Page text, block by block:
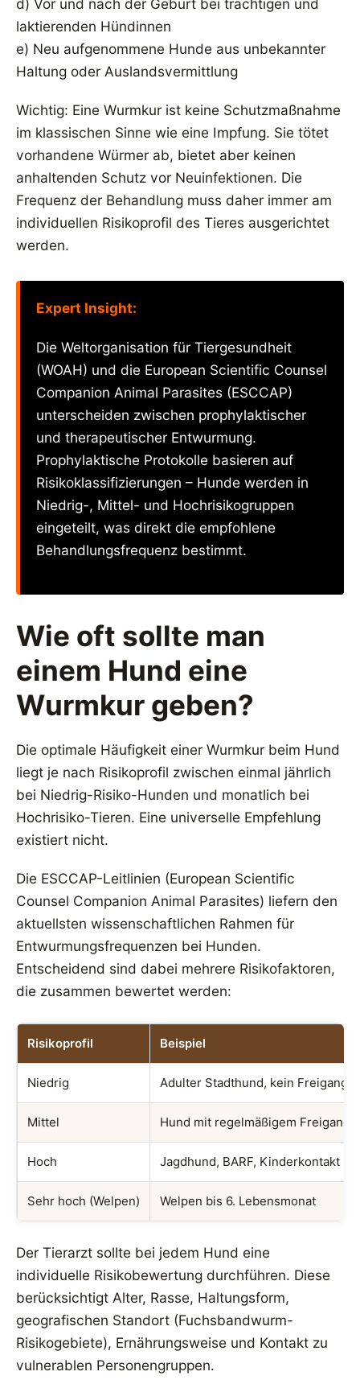
laktierenden Hündinnen
e) Neu aufgenommene Hunde aus unbekannter
Haltung oder Auslandsvermittlung
Wichtig: Eine Wurmkur ist keine Schutzmaßnahme
im klassischen Sinne wie eine Impfung. Sie tötet
vorhandene Würmer ab, bietet aber keinen
anhaltenden Schutz vor Neuinfektionen. Die
Frequenz der Behandlung muss daher immer am
individuellen Risikoprofil des Tieres ausgerichtet
werden.
Expert Insight:
Die Weltorganisation für Tiergesundheit
(WOAH) und die European Scientific Counsel
Companion Animal Parasites (ESCCAP)
unterscheiden zwischen prophylaktischer
und therapeutischer Entwurmung.
Prophylaktische Protokolle basieren auf
Risikoklassifizierungen – Hunde werden in
Niedrig-, Mittel- und Hochrisikogruppen
eingeteilt, was direkt die empfohlene
Behandlungsfrequenz bestimmt.
Wie oft sollte man
einem Hund eine
Wurmkur geben?
Die optimale Häufigkeit einer Wurmkur beim Hund
liegt je nach Risikoprofil zwischen einmal jährlich
bei Niedrig-Risiko-Hunden und monatlich bei
Hochrisiko-Tieren. Eine universelle Empfehlung
existiert nicht.
Die ESCCAP-Leitlinien (European Scientific
Counsel Companion Animal Parasites) liefern den
aktuellsten wissenschaftlichen Rahmen für
Entwurmungsfrequenzen bei Hunden.
Entscheidend sind dabei mehrere Risikofaktoren,
die zusammen bewertet werden:
Risikoprofil Beispiel
Niedrig Adulter Stadthund, kein Freigang,
Mittel Hund mit regelmäßigem Freigang,
Hoch Jagdhund, BARF, Kinderkontakt
Sehr hoch (Welpen) Welpen bis 6. Lebensmonat
Der Tierarzt sollte bei jedem Hund eine
individuelle Risikobewertung durchführen. Diese
berücksichtigt Alter, Rasse, Haltungsform,
geografischen Standort (Fuchsbandwurm-
Risikogebiete), Ernährungsweise und Kontakt zu
vulnerablen Personengruppen.